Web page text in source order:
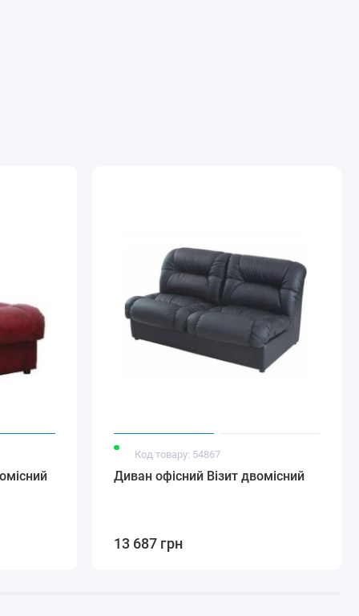
Код товару: 54867
Диван офісний Візит двомісний
13 687 грн